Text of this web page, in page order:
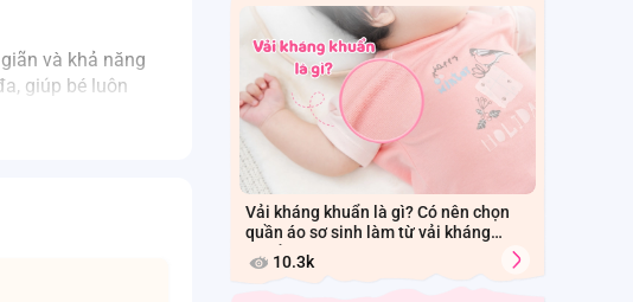
và khả năng
giúp bé luôn
Vải kháng khuẩn là gì? Có nên chọn
quần áo sơ sinh làm từ vải kháng
khuẩn cho bé?
10.3k